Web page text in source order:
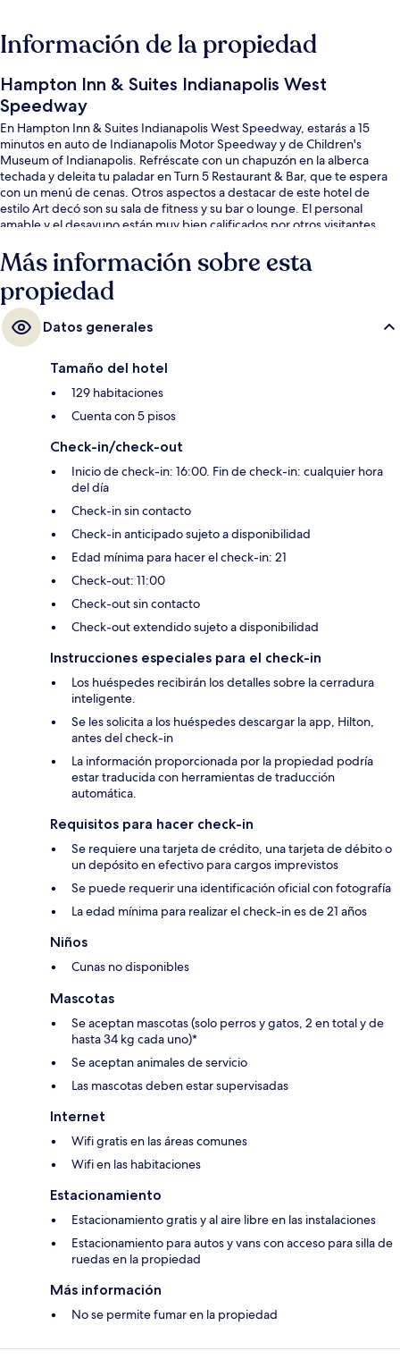
Información de la propiedad
Hampton Inn & Suites Indianapolis West
Speedway
En Hampton Inn & Suites Indianapolis West Speedway, estarás a 15
minutos en auto de Indianapolis Motor Speedway y de Children's
Museum of Indianapolis. Refréscate con un chapuzón en la alberca
techada y deleita tu paladar en Turn 5 Restaurant & Bar, que te espera
con un menú de cenas. Otros aspectos a destacar de este hotel de
estilo Art decó son su sala de fitness y su bar o lounge. El personal
amable y el desayuno están muy bien calificados por otros visitantes.
Más información sobre esta
propiedad
Datos generales
Tamaño del hotel
129 habitaciones
Cuenta con 5 pisos
Check-in/check-out
Inicio de check-in: 16:00. Fin de check-in: cualquier hora
del día
Check-in sin contacto
Check-in anticipado sujeto a disponibilidad
Edad mínima para hacer el check-in: 21
Check-out: 11:00
Check-out sin contacto
Check-out extendido sujeto a disponibilidad
Instrucciones especiales para el check-in
Los huéspedes recibirán los detalles sobre la cerradura
inteligente.
Se les solicita a los huéspedes descargar la app, Hilton,
antes del check-in
La información proporcionada por la propiedad podría
estar traducida con herramientas de traducción
automática.
Requisitos para hacer check-in
Se requiere una tarjeta de crédito, una tarjeta de débito o
un depósito en efectivo para cargos imprevistos
Se puede requerir una identificación oficial con fotografía
La edad mínima para realizar el check-in es de 21 años
Niños
Cunas no disponibles
Mascotas
Se aceptan mascotas (solo perros y gatos, 2 en total y de
hasta 34 kg cada uno)*
Se aceptan animales de servicio
Las mascotas deben estar supervisadas
Internet
Wifi gratis en las áreas comunes
Wifi en las habitaciones
Estacionamiento
Estacionamiento gratis y al aire libre en las instalaciones
Estacionamiento para autos y vans con acceso para silla de
ruedas en la propiedad
Más información
No se permite fumar en la propiedad